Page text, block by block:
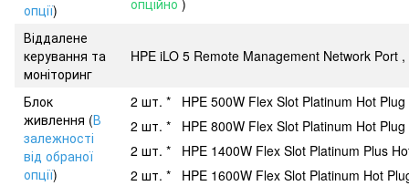
опції)
опційно )
Віддалене
керування та
моніторинг
HPE iLO 5 Remote Management Network Port
Блок
живлення (В
залежності
від обраної
опції)
2 шт. * HPE 500W Flex Slot Platinum Hot
2 шт. * HPE 800W Flex Slot Platinum Hot
2 шт. * HPE 1400W Flex Slot Platinum Plus
2 шт. * HPE 1600W Flex Slot Platinum Hot